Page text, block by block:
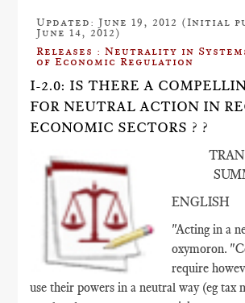
Updated: June 19, 2012 (Initial
June 14, 2012)
Releases : Neutrality in
of Economic Regulation
I-2.0: IS THERE A
FOR NEUTRAL ACTION IN
ECONOMIC SECTORS ? ?
ENGLISH
"Acting in a
oxymoron.
require
use their powers in a neutral way (eg tax